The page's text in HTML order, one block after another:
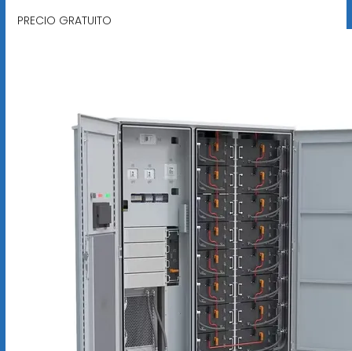
PRECIO GRATUITO